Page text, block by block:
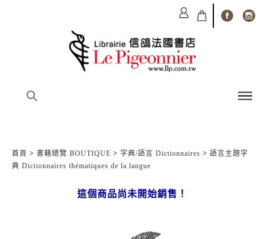
首頁 > 書籍總覽 BOUTIQUE > 字典/語言 Dictionnaires > 語言主題字
典 Dictionnaires thématiques de la langue
這個商品尚未開始銷售！